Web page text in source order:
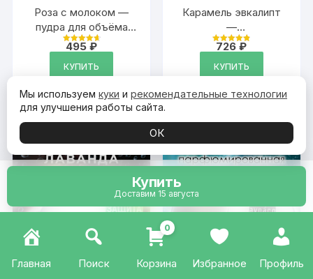
Роза с молоком —
пудра для объёма
волос, 20 гр
Оценка
из 5
495₽
КУПИТЬ
Карамель эвкалипт
—
ароматизированный
тальк для тела
Оценка
из 5
726₽
КУПИТЬ
Главная Поиск
0
Корзина Избранное Профиль
Мы используем куки и рекомендательные технологии
для улучшения работы сайта.
ОК
Купить
Доставим 15 августа